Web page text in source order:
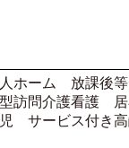
ホーム 放課後等
訪問介護看護 居
サービス付き高